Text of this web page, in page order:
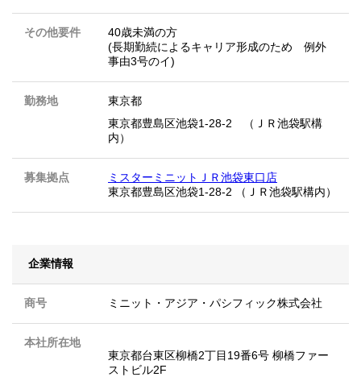
その他要件
40歳未満の方
(長期勤続によるキャリア形成のため 例外
事由3号のイ)
勤務地
東京都
東京都豊島区池袋1-28-2 （ＪＲ池袋駅構
内）
募集拠点
ミスターミニットＪＲ池袋東口店
東京都豊島区池袋1-28-2 （ＪＲ池袋駅構内）
企業情報
商号 ミニット・アジア・パシフィック株式会社
本社所在地
東京都台東区柳橋2丁目19番6号 柳橋ファー
ストビル2F